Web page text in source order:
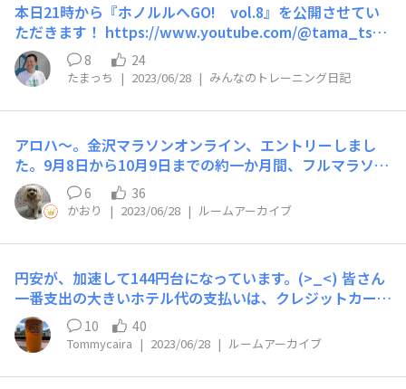
本日21時から『ホノルルへGO! vol.8』を公開させてい
ただきます！ https://www.youtube.com/@tama_tsuc
hi トレッドミルを走っている時や、家でのんびりしたい
時に見られる、30分くらいの、ランニング風景動画(私の
顔もたま〜に入りますが)を、初めて作ってみました。 チ
ャンネル登録1,000名様まであと少し、是非🌈登録をお願
8 24
たまっち | 2023/06/28 | みんなのトレーニング日記
アロハ〜。金沢マラソンオンライン、エントリーしまし
た。9月8日から10月9日までの約一か月間、フルマラソン
の距離42.195キロを走ると、完走となります。金沢マラソ
ンオンライン、去年は100キロの部走っていますよ。去年
は、ホノルルマラソンに向けて、がむしゃらに頑張ってい
たなぁと思いました。さらに200キロの部もあるんです
距離頑張りたいと思います。みなさん、応援よろしくお願
いします。
6 36
かおり | 2023/06/28 | ルームアーカイブ
円安が、加速して144円台になっています。(>_<) 皆さん
一番支出の大きいホテル代の支払いは、クレジットカード
だと思います。 円高の時にドルに換えたりしてはいます
が手数料を考えるとなんだかなぁと思っています。 昔
は、トラベラーズチェックとかありましたが、、 皆さ
ん、円安に対してなんか対策をたてられていますか？
10 40
Tommycaira | 2023/06/28 | ルームアーカイブ